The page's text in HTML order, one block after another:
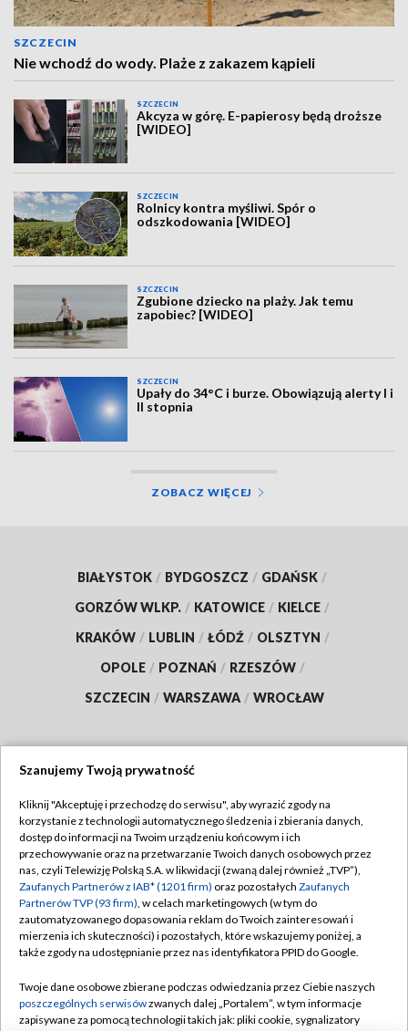
SZCZECIN
Nie wchodź do wody. Plaże z zakazem kąpieli
SZCZECIN
Akcyza w górę. E-papierosy będą droższe
[WIDEO]
SZCZECIN
Rolnicy kontra myśliwi. Spór o
odszkodowania [WIDEO]
SZCZECIN
Zgubione dziecko na plaży. Jak temu
zapobiec? [WIDEO]
SZCZECIN
Upały do 34°C i burze. Obowiązują alerty I i
II stopnia
ZOBACZ WIĘCEJ
BIAŁYSTOK / BYDGOSZCZ / GDAŃSK /
GORZÓW WLKP. / KATOWICE / KIELCE /
KRAKÓW / LUBLIN / ŁÓDŹ / OLSZTYN /
OPOLE / POZNAŃ / RZESZÓW /
SZCZECIN / WARSZAWA / WROCŁAW
TVP
Abonament TVP
Emisja w TVP
Centrum informacji TVP
Naziemna Telewizja Cyfrowa
Rada Programowa
Regulamin TVP
Polityka prywatności
Moje zgody
Pomoc
Kontakt
Szanujemy Twoją prywatność
Kliknij "Akceptuję i przechodzę do serwisu", aby wyrazić zgody na
korzystanie z technologii automatycznego śledzenia i zbierania danych,
dostęp do informacji na Twoim urządzeniu końcowym i ich
przechowywanie oraz na przetwarzanie Twoich danych osobowych przez
nas, czyli Telewizję Polską S.A. w likwidacji (zwaną dalej również „TVP”),
Zaufanych Partnerów z IAB* (1201 firm) oraz pozostałych Zaufanych
Partnerów TVP (93 firm), w celach marketingowych (w tym do
zautomatyzowanego dopasowania reklam do Twoich zainteresowań i
mierzenia ich skuteczności) i pozostałych, które wskazujemy poniżej, a
także zgody na udostępnianie przez nas identyfikatora PPID do Google.
Twoje dane osobowe zbierane podczas odwiedzania przez Ciebie naszych
poszczególnych serwisówzwanych dalej „Portalem”, w tym informacje
zapisywane za pomocą technologii takich jak: pliki cookie, sygnalizatory